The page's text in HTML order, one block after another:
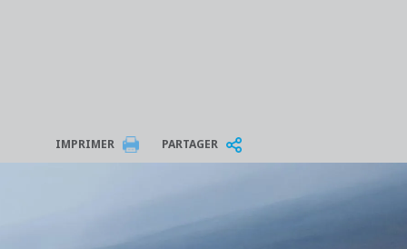
IMPRIMER PARTAGER